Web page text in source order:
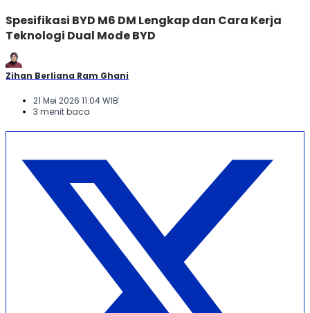
Spesifikasi BYD M6 DM Lengkap dan Cara Kerja
Teknologi Dual Mode BYD
Zihan Berliana Ram Ghani
21 Mei 2026 11:04 WIB
3 menit baca